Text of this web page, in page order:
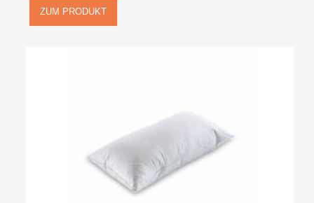
ZUM PRODUKT